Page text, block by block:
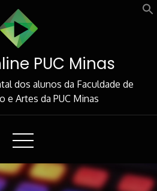
PUC Minas
dos alunos da Faculdade de
e Artes da PUC Minas